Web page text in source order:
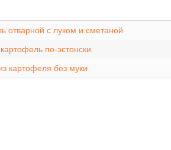
отварной с луком и сметаной
по-эстонски
картофеля без муки